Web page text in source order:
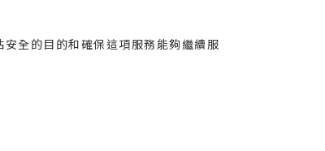
全的目的和確保這項服務能夠繼續服